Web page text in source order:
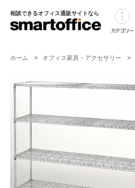
相談できるオフィス通販サイトなら
ホーム オフィス家具・アクセサリー